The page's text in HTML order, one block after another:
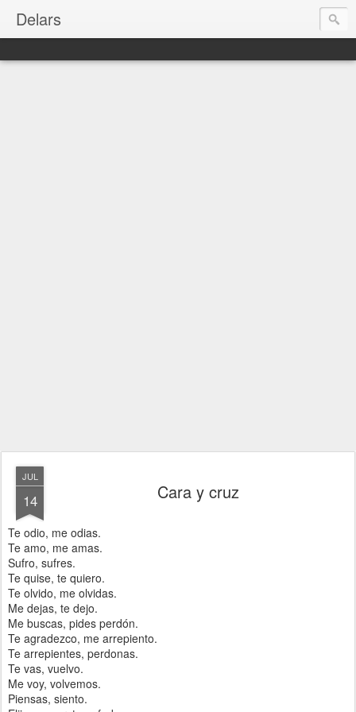
Delars
JUL
14 Cara y cruz
Te odio, me odias.
Te amo, me amas.
Sufro, sufres.
Te quise, te quiero.
Te olvido, me olvidas.
Me dejas, te dejo.
Me buscas, pides perdón.
Te agradezco, me arrepiento.
Te arrepientes, perdonas.
Te vas, vuelvo.
Me voy, volvemos.
Piensas, siento.